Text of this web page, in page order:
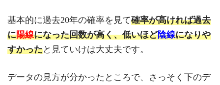
基本的に過去20年の確率を見て確率が高ければ過去
に陽線になった回数が高く、低いほど陰線になりや
すかったと見ていけは大丈夫です。
データの見方が分かったところで、さっそく下のデ